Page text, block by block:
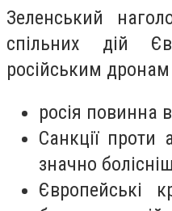
Зеленський
спільних дій
російським дронам
росія повинна
Санкції проти
значно
Європейські